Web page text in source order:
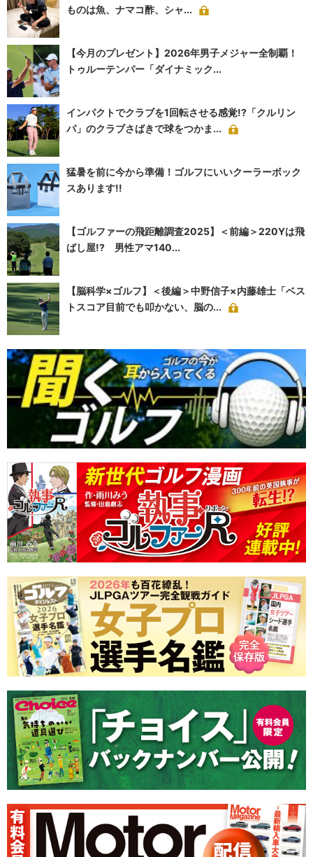
ものは魚、ナマコ酢、シャ...
【今月のプレゼント】2026年男子メジャー全制覇！
トゥルーテンパー「ダイナミック...
インパクトでクラブを1回転させる感覚!?「クルリン
パ」のクラブさばきで球をつかま...
猛暑を前に今から準備！ゴルフにいいクーラーボック
スあります!!
【ゴルファーの飛距離調査2025】＜前編＞220Yは飛
ばし屋!? 男性アマ140...
【脳科学×ゴルフ】＜後編＞中野信子×内藤雄士「ベス
トスコア目前でも叩かない、脳の...